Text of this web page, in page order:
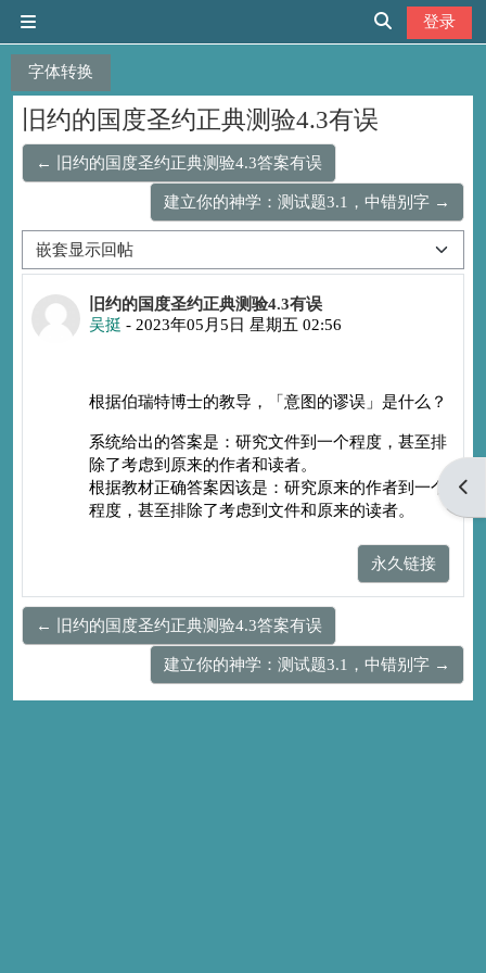
字体转换
切换搜索输入
登录
打
旧约的国度圣约正典测验4.3有误
← 旧约的国度圣约正典测验4.3答案有误
建立你的神学：测试题3.1，中错别字 →
显示模式
旧约的国度圣约正典测验4.3有误
吴挺 - 2023年05月5日 星期五 02:56
回帖数：0
根据伯瑞特博士的教导，「意图的谬误」是什么？
系统给出的答案是：研究文件到一个程度，甚至排
除了考虑到原来的作者和读者。
根据教材正确答案因该是：研究原来的作者到一个
程度，甚至排除了考虑到文件和原来的读者。
永久链接
← 旧约的国度圣约正典测验4.3答案有误
建立你的神学：测试题3.1，中错别字 →